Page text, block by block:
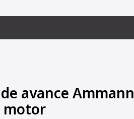
avance Ammann
motor